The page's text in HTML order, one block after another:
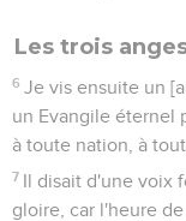
Les trois
6 Je vis ensuite un
un Evangile éternel
à toute nation, à
7 Il disait d'une voix
gloire, car l'heure